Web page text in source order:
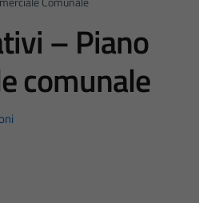
– Piano
comunale